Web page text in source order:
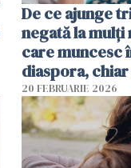
De ce ajunge
negată la mulți
care muncesc
diaspora,
viața pare mai
financiar?
20 FEBRUARIE 2026